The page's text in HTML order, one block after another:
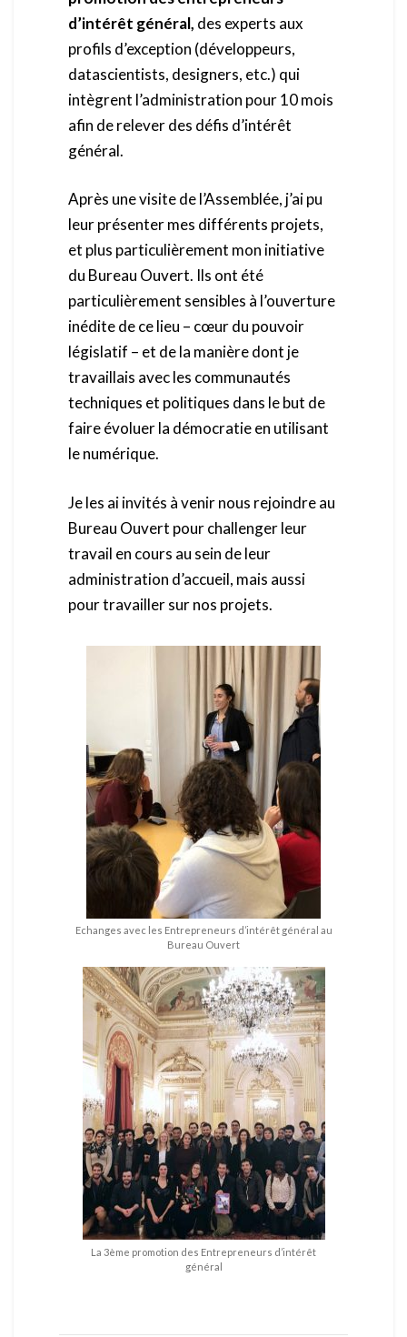
d’intérêt général, des experts aux
profils d’exception (développeurs,
datascientists, designers, etc.) qui
intègrent l’administration pour 10 mois
afin de relever des défis d’intérêt
général.
Après une visite de l’Assemblée, j’ai pu
leur présenter mes différents projets,
et plus particulièrement mon initiative
du Bureau Ouvert. Ils ont été
particulièrement sensibles à l’ouverture
inédite de ce lieu – cœur du pouvoir
législatif – et de la manière dont je
travaillais avec les communautés
techniques et politiques dans le but de
faire évoluer la démocratie en utilisant
le numérique.
Je les ai invités à venir nous rejoindre au
Bureau Ouvert pour challenger leur
travail en cours au sein de leur
administration d’accueil, mais aussi
pour travailler sur nos projets.
Echanges avec les Entrepreneurs d’intérêt général au
Bureau Ouvert
La 3ème promotion des Entrepreneurs d’intérêt
général